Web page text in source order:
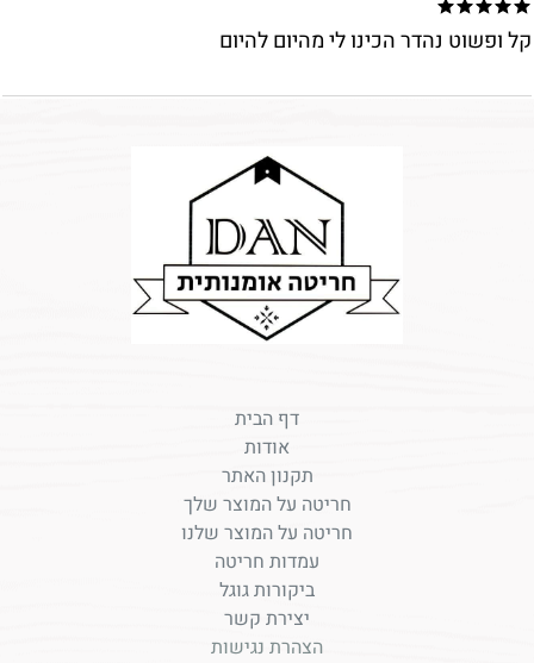
קל ופשוט נהדר הכינו לי מהיום להיום
דף הבית
אודות
תקנון האתר
חריטה על המוצר שלך
חריטה על המוצר שלנו
עמדות חריטה
ביקורות גוגל
יצירת קשר
הצהרת נגישות